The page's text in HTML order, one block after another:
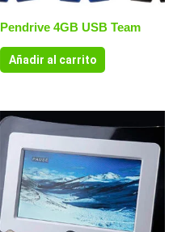
Pendrive 4GB USB Team
Añadir al carrito